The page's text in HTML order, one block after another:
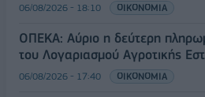
06/08/2026 - 18:10 ΟΙΚΟΝΟΜΙΑ
ΟΠΕΚΑ: Αύριο η δεύτερη
του Λογαριασμού Αγροτικής
06/08/2026 - 17:40 ΟΙΚΟΝΟΜΙΑ